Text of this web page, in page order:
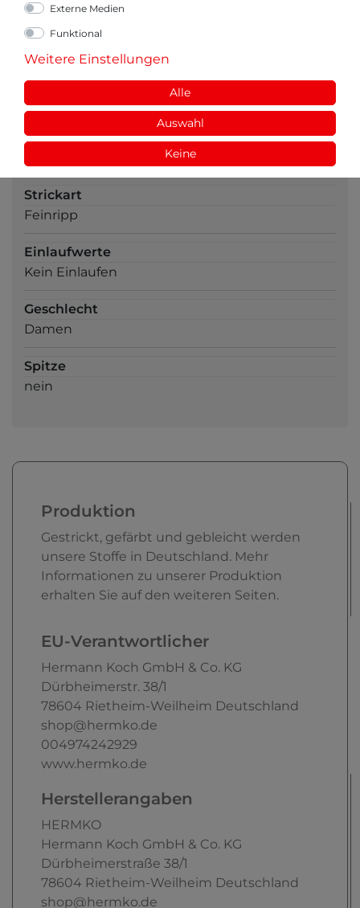
60°C; trocknergeeignet
Ärmellänge
kurzarm /(1/4)
Ausschnitt
Strickart
Feinripp
Einlaufwerte
Kein Einlaufen
Geschlecht
Damen
Spitze
nein
Produktion
Gestrickt, gefärbt und gebleicht werden
unsere Stoffe in Deutschland. Mehr
Informationen zu unserer Produktion
erhalten Sie auf den weiteren Seiten.
EU-Verantwortlicher
Hermann Koch GmbH & Co. KG
Dürbheimerstr. 38/1
78604 Rietheim-Weilheim Deutschland
shop@hermko.de
004974242929
www.hermko.de
Herstellerangaben
HERMKO
Hermann Koch GmbH & Co. KG
Dürbheimerstraße 38/1
78604 Rietheim-Weilheim Deutschland
shop@hermko.de
Externe Medien
Funktional
Weitere Einstellungen
Alle
Auswahl
Keine